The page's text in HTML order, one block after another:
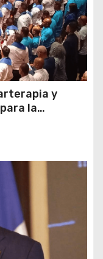
y
la